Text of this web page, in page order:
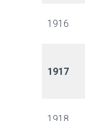
1916
1917
1918